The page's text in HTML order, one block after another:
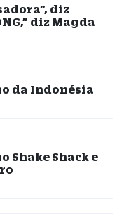
diz
diz Magda
da Indonésia
Shake Shack e